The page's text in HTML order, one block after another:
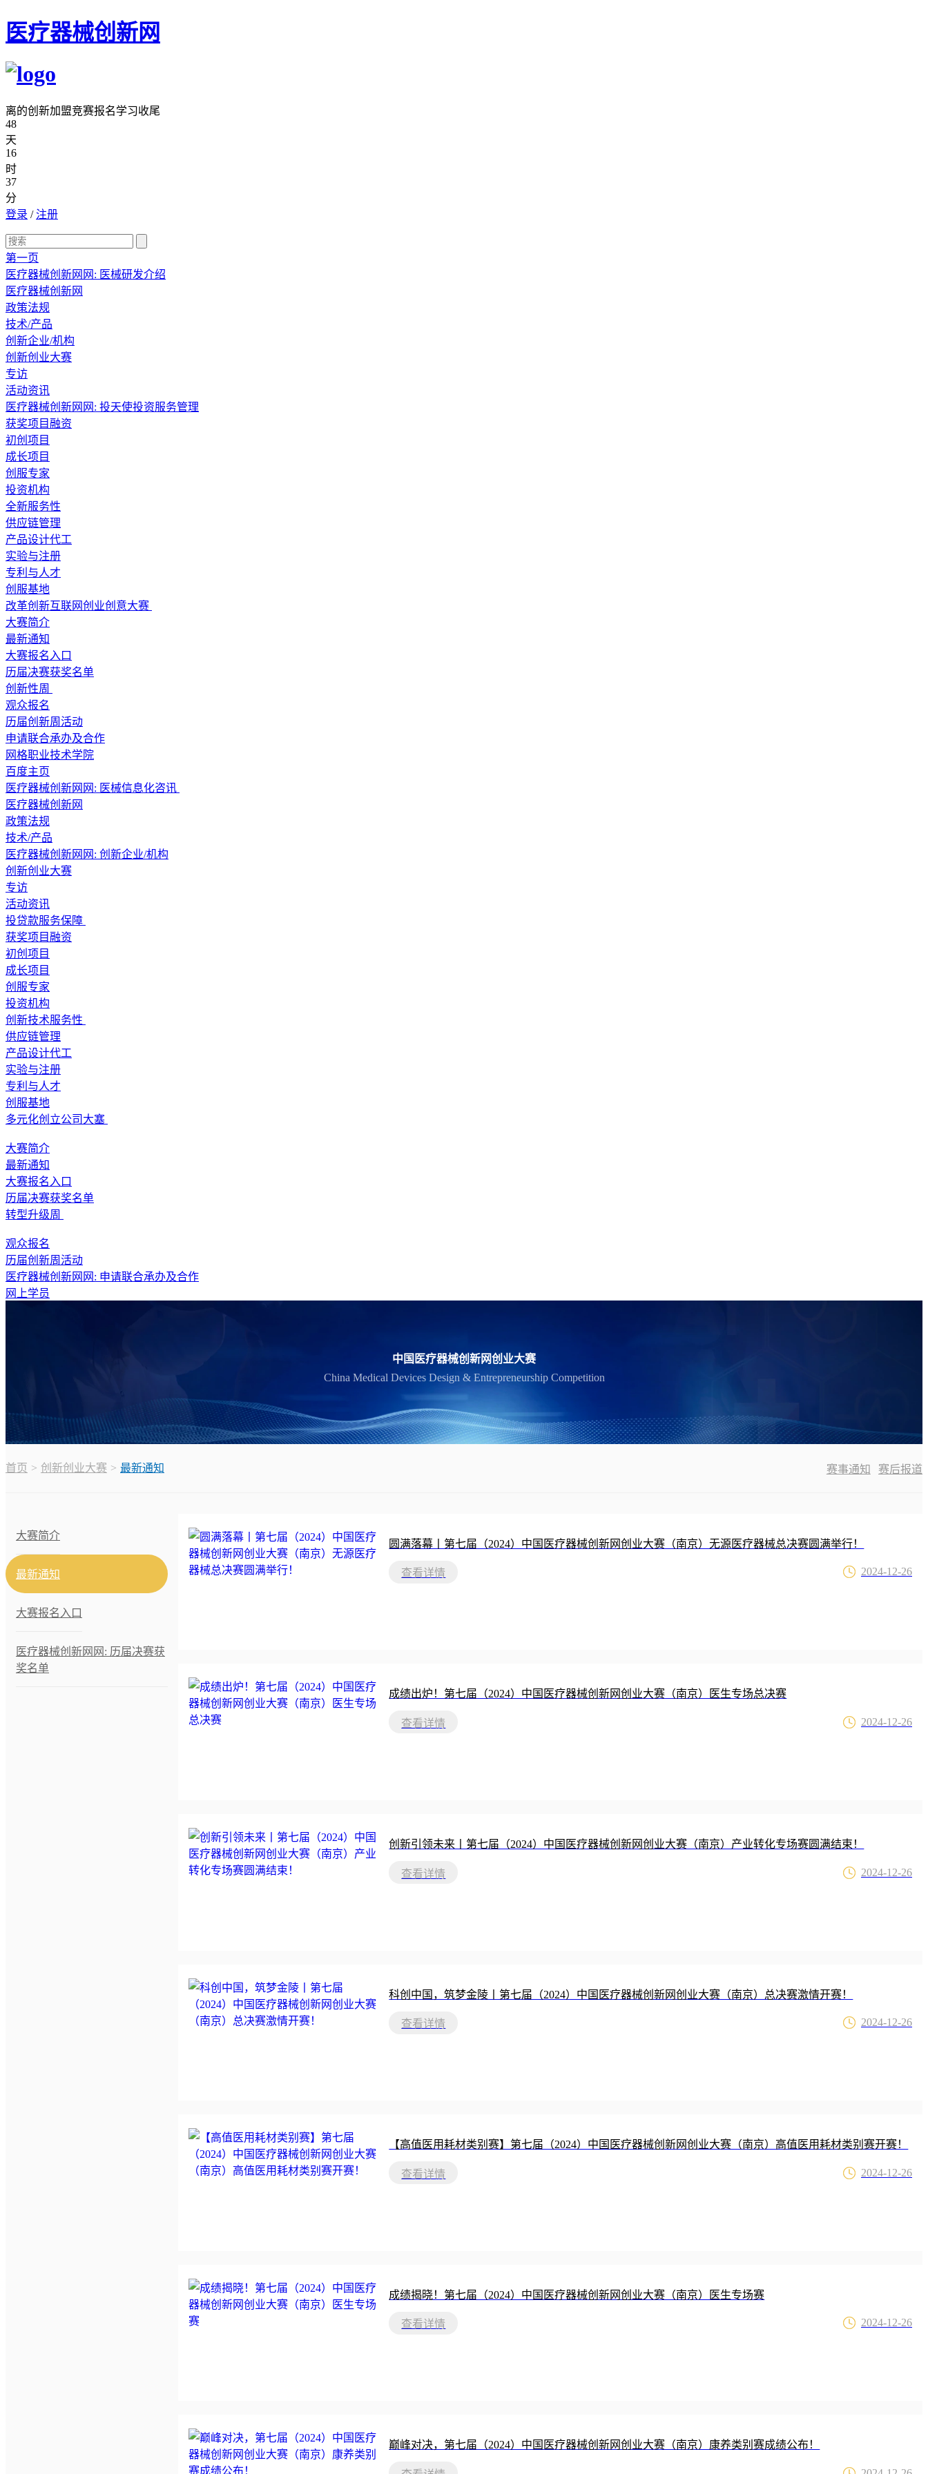
医疗器械创新网
离的创新加盟竞赛报名学习收尾
48
天
16
时
37
分
登录 /注册
第一页
医疗器械创新网网: 医械研发介绍
医疗器械创新网
政策法规
技术/产品
创新企业/机构
创新创业大赛
专访
活动资讯
医疗器械创新网网: 投天使投资服务管理
获奖项目融资
初创项目
成长项目
创服专家
投资机构
全新服务性
供应链管理
产品设计代工
实验与注册
专利与人才
创服基地
改革创新互联网创业创意大赛
大赛简介
最新通知
大赛报名入口
历届决赛获奖名单
创新性周
观众报名
历届创新周活动
申请联合承办及合作
网格职业技术学院
百度主页
医疗器械创新网网: 医械信息化咨讯
医疗器械创新网
政策法规
技术/产品
医疗器械创新网网: 创新企业/机构
创新创业大赛
专访
活动资讯
投贷款服务保障
获奖项目融资
初创项目
成长项目
创服专家
投资机构
创新技术服务性
供应链管理
产品设计代工
实验与注册
专利与人才
创服基地
多元化创立公司大塞
大赛简介
最新通知
大赛报名入口
历届决赛获奖名单
转型升级周
观众报名
历届创新周活动
医疗器械创新网网: 申请联合承办及合作
网上学员
中国医疗器械创新网创业大赛
China Medical Devices Design & Entrepreneurship Competition
首页 创新创业大赛 最新通知 赛事通知 赛后报道
大赛简介
最新通知
大赛报名入口
医疗器械创新网网: 历届决赛获
奖名单
圆满落幕丨第七届（2024）中国医疗器械创新网创业大赛（南京）无源医疗器械总决赛圆满举行！
查看详情 2024-12-26
成绩出炉！第七届（2024）中国医疗器械创新网创业大赛（南京）医生专场总决赛
查看详情 2024-12-26
创新引领未来丨第七届（2024）中国医疗器械创新网创业大赛（南京）产业转化专场赛圆满结束！
查看详情 2024-12-26
科创中国，筑梦金陵丨第七届（2024）中国医疗器械创新网创业大赛（南京）总决赛激情开赛！
查看详情 2024-12-26
【高值医用耗材类别赛】第七届（2024）中国医疗器械创新网创业大赛（南京）高值医用耗材类别赛开赛！
查看详情 2024-12-26
成绩揭晓！第七届（2024）中国医疗器械创新网创业大赛（南京）医生专场赛
查看详情 2024-12-26
巅峰对决，第七届（2024）中国医疗器械创新网创业大赛（南京）康养类别赛成绩公布！